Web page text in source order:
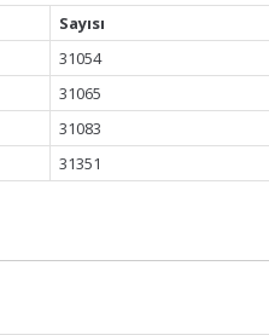
Sayısı
31054
31065
31083
31351